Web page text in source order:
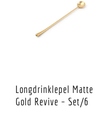
Longdrinklepel Matte
Gold Revive – Set/6